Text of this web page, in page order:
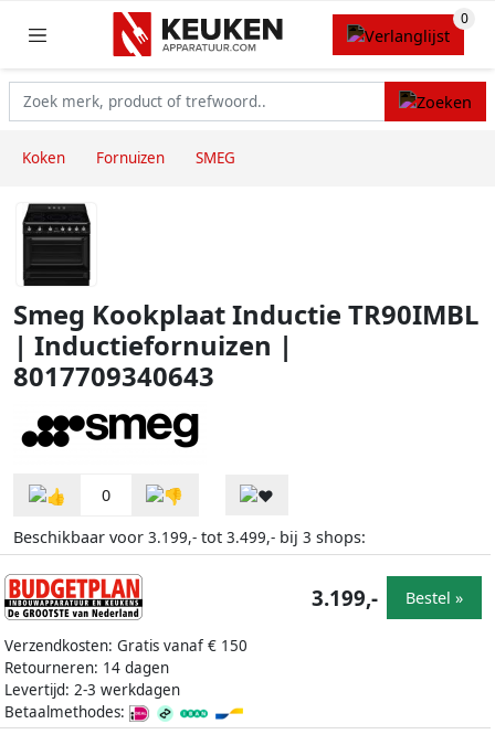
Koken Fornuizen SMEG
Smeg Kookplaat Inductie TR90IMBL
| Inductiefornuizen |
8017709340643
0
Beschikbaar voor 3.199,- tot 3.499,- bij 3 shops:
Verzendkosten: Gratis vanaf € 150
Retourneren: 14 dagen
Levertijd: 2-3 werkdagen
Betaalmethodes:
3.199,- Bestel »